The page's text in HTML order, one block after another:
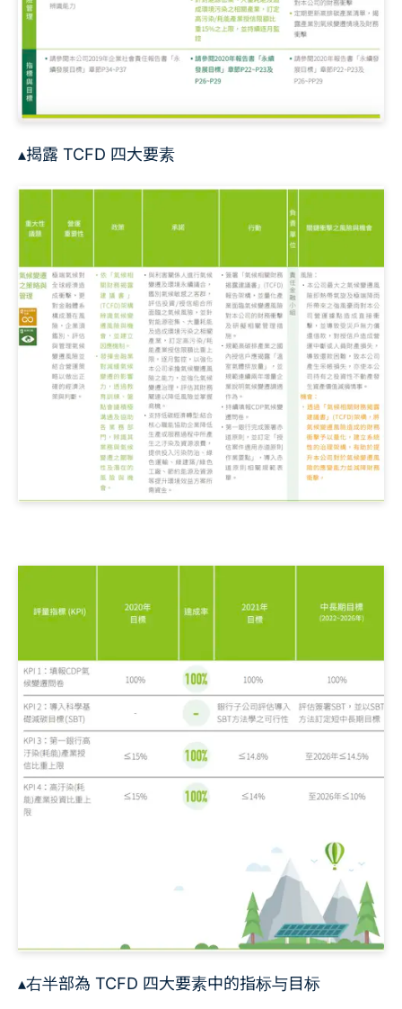
▴揭露 TCFD 四大要素
▴右半部為 TCFD 四大要素中的指标与目标